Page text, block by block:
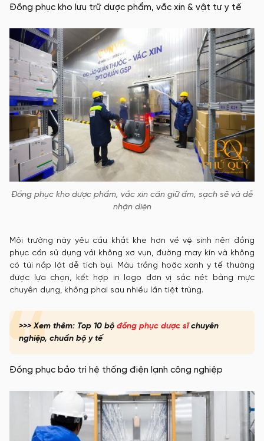
Đồng phục kho lưu trữ dược phẩm, vắc xin & vật tư y tế
Đồng phục kho dược phẩm, vắc xin cần giữ ấm, sạch sẽ và dễ
nhận diện
Môi trường này yêu cầu khắt khe hơn về vệ sinh nên đồng
phục cần sử dụng vải không xơ vụn, đường may kín và không
có túi nắp lật dễ tích bụi. Màu trắng hoặc xanh y tế thường
được lựa chọn, kết hợp in logo đơn vị sắc nét bằng mực
chuyên dụng, không phai sau nhiều lần tiệt trùng.
>>> Xem thêm: Top 10 bộ đồng phục dược sĩchuyên
nghiệp, chuẩn bộ y tế
Đồng phục bảo trì hệ thống điện lạnh công nghiệp